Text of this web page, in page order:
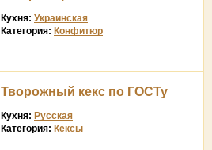
Кухня: Украинская
Категория: Конфитюр
Творожный кекс по ГОСТу
Кухня: Русская
Категория: Кексы